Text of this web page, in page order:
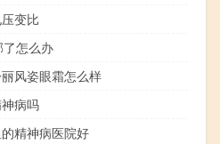
变比
怎么办
风姿眼霜怎么样
病吗
精神病医院好